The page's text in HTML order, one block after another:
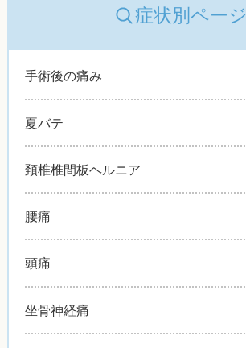
症状別ページ
手術後の痛み
夏バテ
頚椎椎間板ヘルニア
腰痛
頭痛
坐骨神経痛